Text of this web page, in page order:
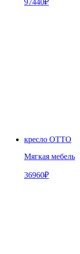
97440₽
кресло OTTO
Мягкая мебель
36960₽